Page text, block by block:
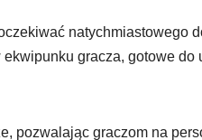
natychmiastowego
gracza, gotowe do
pozwalając graczom na